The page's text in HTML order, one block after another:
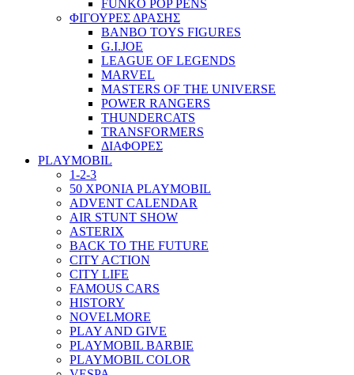
FUNKO POP PENS
ΦΙΓΟΥΡΕΣ ΔΡΑΣΗΣ
BANBO TOYS FIGURES
G.I.JOE
LEAGUE OF LEGENDS
MARVEL
MASTERS OF THE UNIVERSE
POWER RANGERS
THUNDERCATS
TRANSFORMERS
ΔΙΑΦΟΡΕΣ
PLAYMOBIL
1-2-3
50 ΧΡΟΝΙΑ PLAYMOBIL
ADVENT CALENDAR
AIR STUNT SHOW
ASTERIX
BACK TO THE FUTURE
CITY ACTION
CITY LIFE
FAMOUS CARS
HISTORY
NOVELMORE
PLAY AND GIVE
PLAYMOBIL BARBIE
PLAYMOBIL COLOR